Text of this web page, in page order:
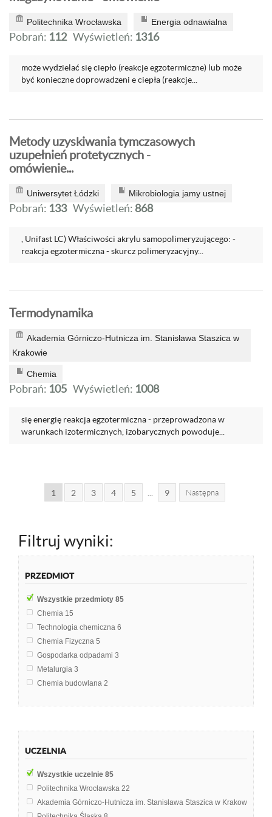
Politechnika Wrocławska Energia odnawialna
Pobrań: 112 Wyświetleń: 1316
może wydzielać się ciepło (reakcje egzotermiczne) lub może
być konieczne doprowadzeni e ciepła (reakcje...
Metody uzyskiwania tymczasowych
uzupełnień protetycznych -
omówienie...
Uniwersytet Łódzki Mikrobiologia jamy ustnej
Pobrań: 133 Wyświetleń: 868
, Unifast LC) Właściwości akrylu samopolimeryzującego: -
reakcja egzotermiczna - skurcz polimeryzacyjny...
Termodynamika
Akademia Górniczo-Hutnicza im. Stanisława Staszica w
Krakowie
Chemia
Pobrań: 105 Wyświetleń: 1008
się energię reakcja egzotermiczna - przeprowadzona w
warunkach izotermicznych, izobarycznych powoduje...
1 2 3 4 5 9 Następna
Filtruj wyniki:
PRZEDMIOT
Wszystkie przedmioty 85
Chemia 15
Technologia chemiczna 6
Chemia Fizyczna 5
Gospodarka odpadami 3
Metalurgia 3
Chemia budowlana 2
Materiały budowlane
UCZELNIA
Wszystkie uczelnie 85
Politechnika Wrocławska 22
Akademia Górniczo-Hutnicza im. Stanisława Staszica w Krakowie